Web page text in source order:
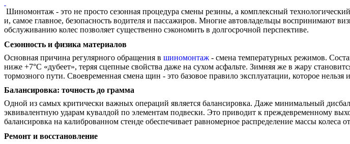
Шиномонтаж - это не просто сезонная процедура смены резины, а комплексный
и, самое главное, безопасность водителя и пассажиров. Многие автовладельцы воспринимают
обслуживанию колес позволяет существенно сэкономить в долгосрочной перспективе.
Сезонность и физика материалов
Основная причина регулярного обращения в шиномонтаж - смена температурных режимов.
ниже +7°C «дубеет», теряя сцепные свойства даже на сухом асфальте. Зимняя же в жару
тормозного пути. Своевременная смена щин - это базовое правило эксплуатации, которое нельзя
Балансировка: точность до грамма
Одной из самых критически важных операций является балансировка. Даже минимальный
эквивалентную ударам кувалдой по элементам подвески. Это приводит к преждевременному
балансировка на калиброванном стенде обеспечивает равномерное распределение массы колеса
Ремонт и восстановление